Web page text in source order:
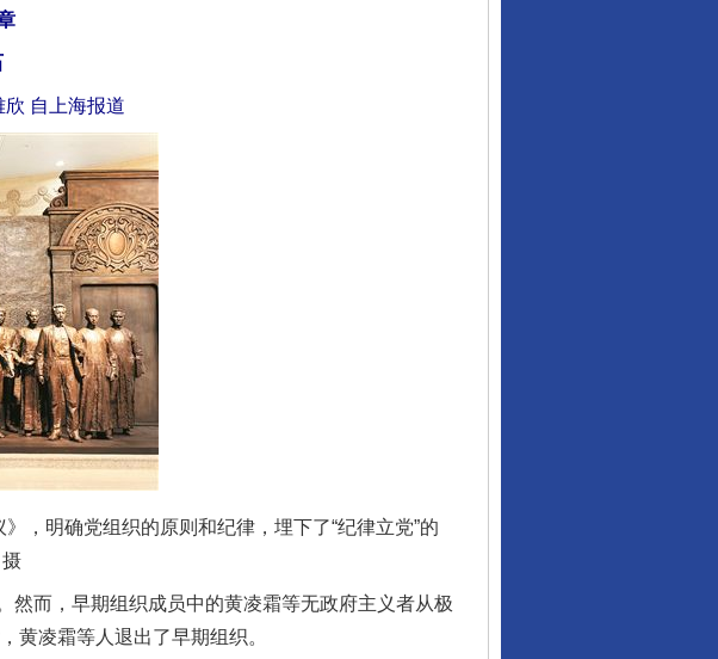
自上海报道
明确党组织的原则和纪律，埋下了“纪律立党”的
而，早期组织成员中的黄凌霜等无政府主义者从极
黄凌霜等人退出了早期组织。